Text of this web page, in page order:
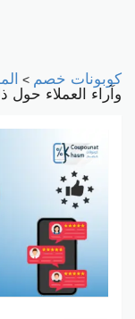
كوبونات خصم >
وآراء العملاء حول